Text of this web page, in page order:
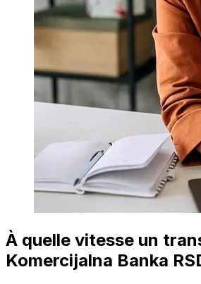
À quelle vitesse un
Komercijalna Banka